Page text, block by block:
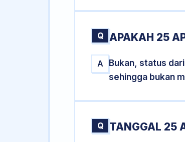
Q APAKAH 25
A
Bukan, status
sehingga bukan
Q TANGGAL 25